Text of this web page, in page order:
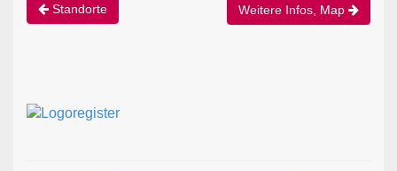
Standorte Weitere Infos, Map